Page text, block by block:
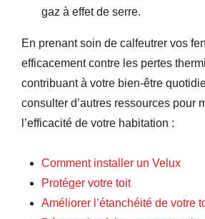
gaz à effet de serre.
En prenant soin de calfeutrer vos
efficacement contre les pertes
contribuant à votre bien-être
consulter d’autres ressources pour
l’efficacité de votre habitation :
Comment installer un Velux
Protéger votre toit
Améliorer l’étanchéité de votre